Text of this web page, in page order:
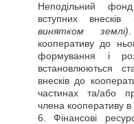
Неподільний
вступних
винятком землі)
кооперативу до
формування і
встановлюються
внесків до
частинах та/або
члена кооперативу в
6. Фінансові